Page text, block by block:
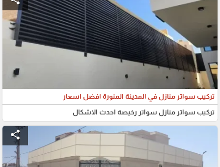
تركيب سواتر منازل في المدينة المنورة افضل اسعار
تركيب سواتر منازل سواتر رخيصة احدث الاشكال
share